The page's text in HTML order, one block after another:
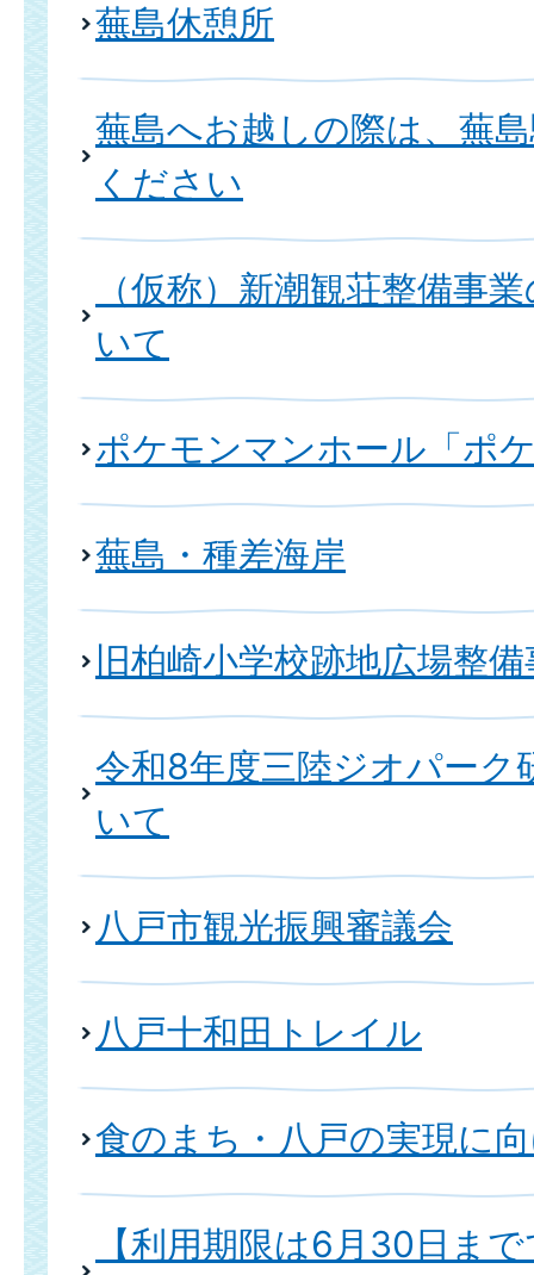
蕪島休憩所
蕪島へお越しの際は、蕪
ください
（仮称）新潮観荘整備事
いて
ポケモンマンホール「ポ
蕪島・種差海岸
旧柏崎小学校跡地広場整
令和8年度三陸ジオパーク
いて
八戸市観光振興審議会
八戸十和田トレイル
食のまち・八戸の実現に
【利用期限は6月30日ま